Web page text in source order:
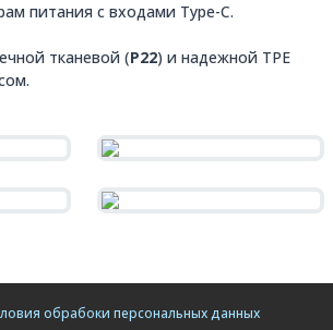
питания с входами Type-C.
тканевой (P22) и надежной ТPE
обрабоки персональных данных